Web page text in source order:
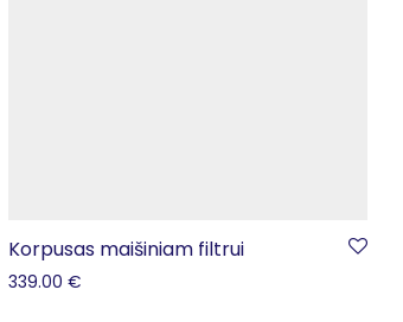
Korpusas maišiniam filtrui
339.00 €